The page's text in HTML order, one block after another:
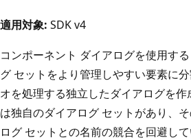
適用対象: SDK v4
コンポーネント ダイアログを使用す
グ セットをより管理しやすい要素に
オを処理する独立したダイアログを
は独自のダイアログ セットがあり、
ログ セットとの名前の競合を回避し